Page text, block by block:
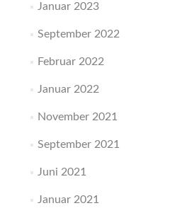
Januar 2023
September 2022
Februar 2022
Januar 2022
November 2021
September 2021
Juni 2021
Januar 2021